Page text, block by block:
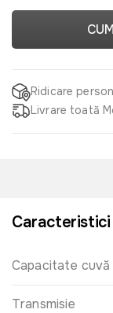
Ridicare
Livrare toată
Caracteristici
Capacitate cuvă
Transmisie